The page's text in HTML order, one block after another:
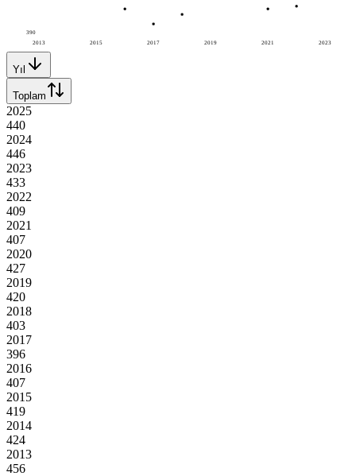
2013 2015 2017 2019 2021 2023
390
Yıl
Toplam
2025
440
2024
446
2023
433
2022
409
2021
407
2020
427
2019
420
2018
403
2017
396
2016
407
2015
419
2014
424
2013
456